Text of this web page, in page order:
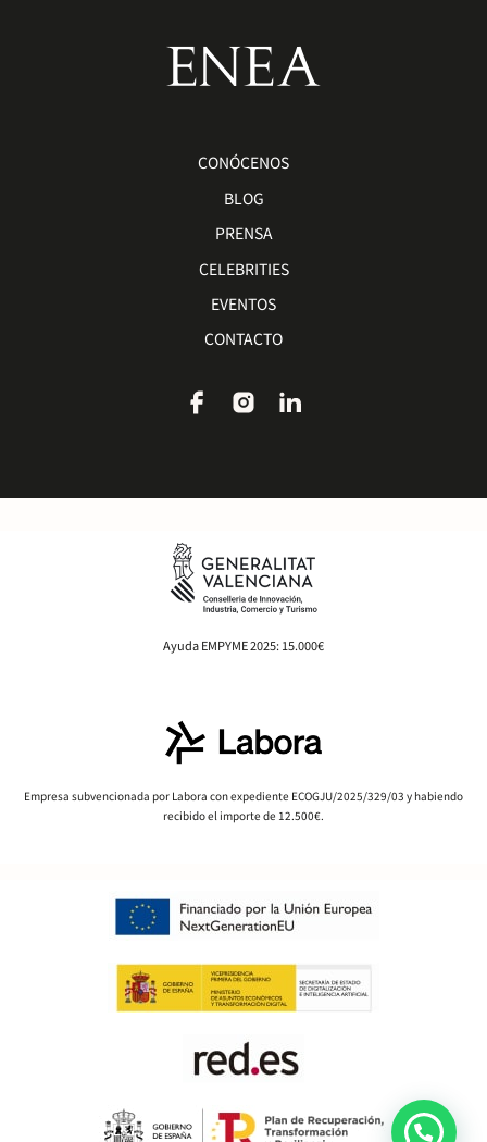
CONÓCENOS
BLOG
PRENSA
CELEBRITIES
EVENTOS
CONTACTO
Ayuda EMPYME 2025: 15.000€
Empresa subvencionada por Labora con expediente ECOGJU/2025/329/03 y habiendo
recibido el importe de 12.500€.